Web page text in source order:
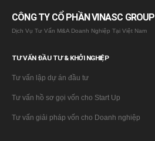
CÔNG TY CỔ PHẦN VINASC GROUP
Dịch Vụ Tư Vấn M&A Doanh Nghiệp Tại Việt Nam
TƯ VẤN ĐẦU TƯ & KHỞI NGHIỆP
Tư vấn lập dự án đầu tư
Tư vấn hồ sơ gọi vốn cho Start Up
Tư vấn giải pháp vốn cho Doanh nghiệp